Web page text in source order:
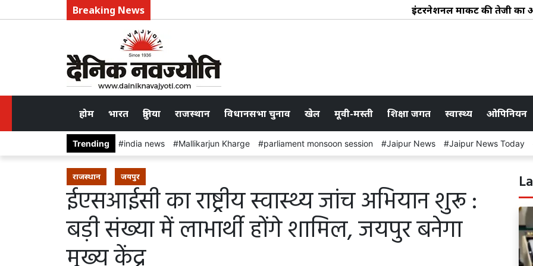
Breaking News इंटरनेशनल मार्केट की तेजी का
होम भारत दुनिया राजस्थान विधानसभा चुनाव खेल मूवी-मस्ती शिक्षा जगत स्वास्थ्य ओपिनियन
Trending india news Mallikarjun Kharge parliament monsoon session Jaipur News Jaipur News Today
राजस्थान जयपुर
ईएसआईसी का राष्ट्रीय स्वास्थ्य जांच अभियान शुरू :
बड़ी संख्या में लाभार्थी होंगे शामिल, जयपुर बनेगा